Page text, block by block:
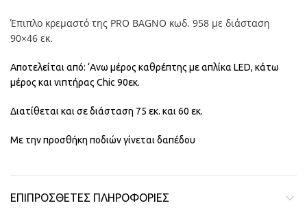
Έπιπλο κρεμαστό της PRO BAGNO κωδ. 958 με διάσταση
90×46 εκ.
Αποτελείται από: ‘Ανω μέρος καθρέπτης με απλίκα LED, κάτω
μέρος και νιπτήρας Chic 90εκ.
Διατίθεται και σε διάσταση 75 εκ. και 60 εκ.
Με την προσθήκη ποδιών γίνεται δαπέδου
ΕΠΙΠΡΌΣΘΕΤΕΣ ΠΛΗΡΟΦΟΡΊΕΣ